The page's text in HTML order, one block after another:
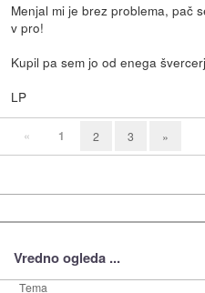
Menjal mi je brez problema, pač
v pro!
Kupil pa sem jo od enega
LP
« 1 2 3 »
Vredno ogleda ...
Tema